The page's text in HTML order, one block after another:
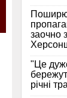
заочно
"Це
річні